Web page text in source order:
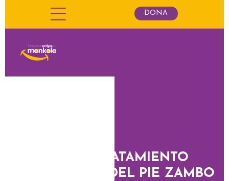
DONA
DIOGO: TRATAMIENTO
ORTOPÉDICO DEL PIE ZAMBO